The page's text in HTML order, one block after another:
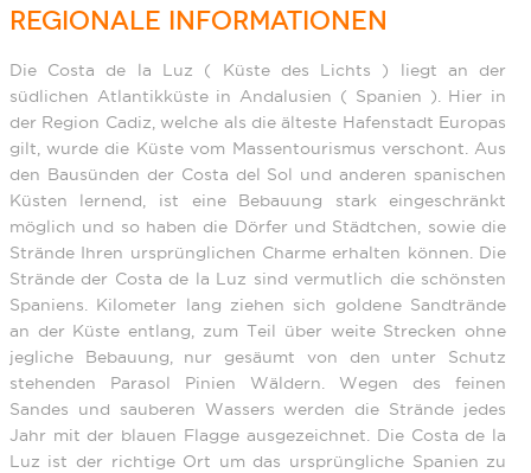
REGIONALE INFORMATIONEN
Die Costa de la Luz ( Küste des Lichts ) liegt an der
südlichen Atlantikküste in Andalusien ( Spanien ). Hier in
der Region Cadiz, welche als die älteste Hafenstadt Europas
gilt, wurde die Küste vom Massentourismus verschont. Aus
den Bausünden der Costa del Sol und anderen spanischen
Küsten lernend, ist eine Bebauung stark eingeschränkt
möglich und so haben die Dörfer und Städtchen, sowie die
Strände Ihren ursprünglichen Charme erhalten können. Die
Strände der Costa de la Luz sind vermutlich die schönsten
Spaniens. Kilometer lang ziehen sich goldene Sandtrände
an der Küste entlang, zum Teil über weite Strecken ohne
jegliche Bebauung, nur gesäumt von den unter Schutz
stehenden Parasol Pinien Wäldern. Wegen des feinen
Sandes und sauberen Wassers werden die Strände jedes
Jahr mit der blauen Flagge ausgezeichnet. Die Costa de la
Luz ist der richtige Ort um das ursprüngliche Spanien zu